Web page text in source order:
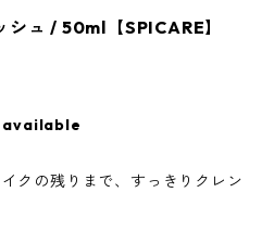
ュ / 50ml【SPICARE】
クの残りまで、すっきりクレン